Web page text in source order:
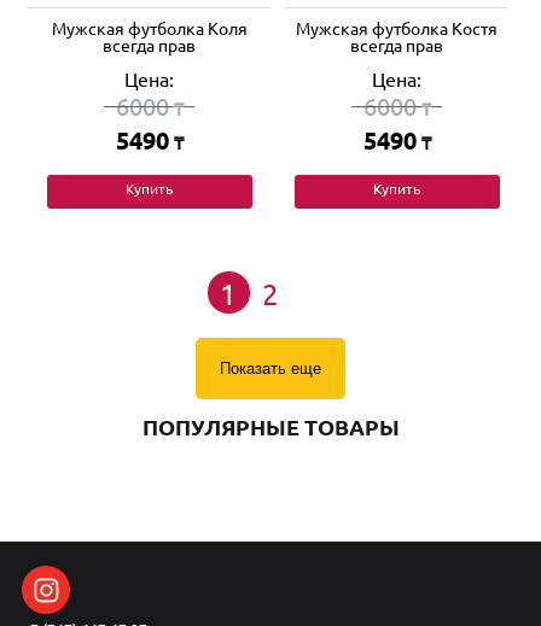
Мужская футболка Коля
всегда прав
Цена:
6000₸
5490 ₸
Купить
Мужская футболка Костя
всегда прав
Цена:
6000₸
5490 ₸
Купить
1 2
Показать еще
ПОПУЛЯРНЫЕ ТОВАРЫ